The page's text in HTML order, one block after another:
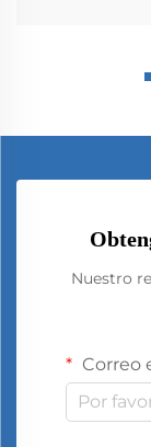
Nuestro
Correo